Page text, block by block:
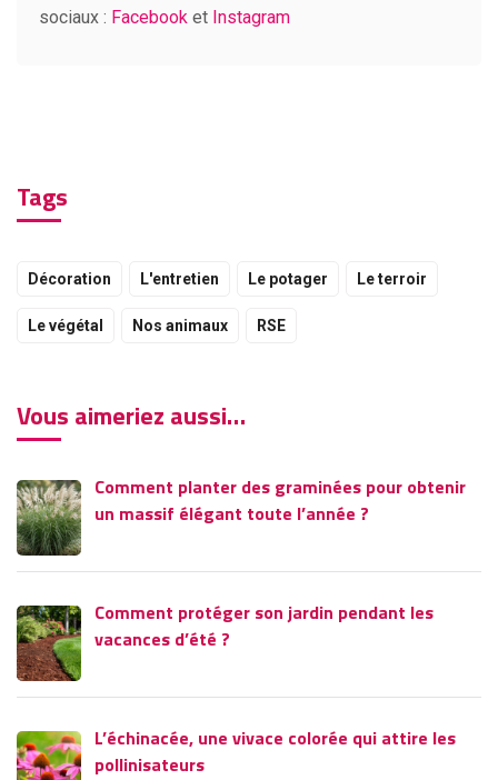
sociaux : Facebook et Instagram
Tags
Décoration L'entretien Le potager Le terroir
Le végétal Nos animaux RSE
Vous aimeriez aussi…
Comment planter des graminées pour obtenir
un massif élégant toute l’année ?
Comment protéger son jardin pendant les
vacances d’été ?
L’échinacée, une vivace colorée qui attire les
pollinisateurs